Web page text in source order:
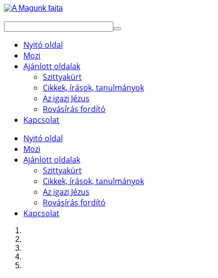
Nyitó oldal
Mozi
Ajánlott oldalak
Szittyakürt
Cikkek, írások, tanulmányok
Az igazi Jézus
Rovásírás fordító
Kapcsolat
Nyitó oldal
Mozi
Ajánlott oldalak
Szittyakürt
Cikkek, írások, tanulmányok
Az igazi Jézus
Rovásírás fordító
Kapcsolat